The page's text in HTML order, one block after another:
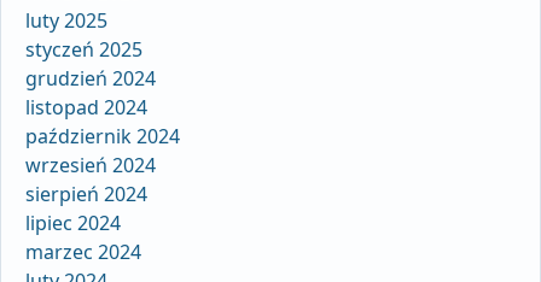
luty 2025
styczeń 2025
grudzień 2024
listopad 2024
październik 2024
wrzesień 2024
sierpień 2024
lipiec 2024
marzec 2024